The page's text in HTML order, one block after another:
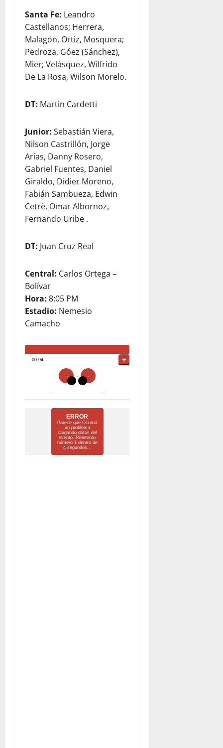
Santa Fe: Leandro
Castellanos; Herrera,
Malagón, Ortiz, Mosquera;
Pedroza, Góez (Sánchez),
Mier; Velásquez, Wilfrido
De La Rosa, Wilson Morelo.
DT: Martin Cardetti
Junior: Sebastián Viera,
Nilson Castrillón, Jorge
Arias, Danny Rosero,
Gabriel Fuentes, Daniel
Giraldo, Didier Moreno,
Fabián Sambueza, Edwin
Cetrè, Omar Albornoz,
Fernando Uribe .
DT: Juan Cruz Real
Central: Carlos Ortega –
Bolívar
Hora: 8:05 PM
Estadio: Nemesio
Camacho